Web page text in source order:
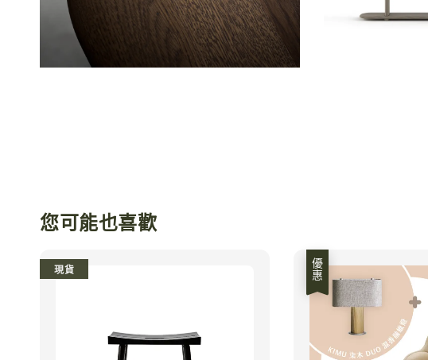
您可能也喜歡
現貨 優惠